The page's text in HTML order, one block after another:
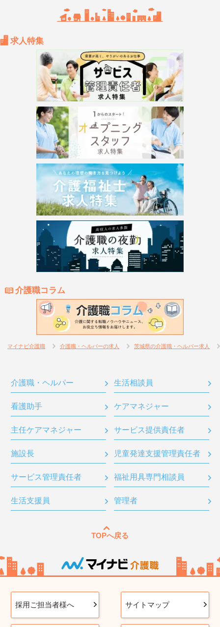
求人特集
介護職コラム
マイナビ介護職 介護職・ヘルパーの求人 茨城県の介護職・ヘルパー求人
介護職・ヘルパー 生活相談員
看護助手 ケアマネジャー
主任ケアマネジャー サービス提供責任者
施設長 児童発達支援管理責任者
サービス管理責任者 福祉用具専門相談員
生活支援員 管理者
TOPへ戻る
採用ご担当者様へ サイトマップ